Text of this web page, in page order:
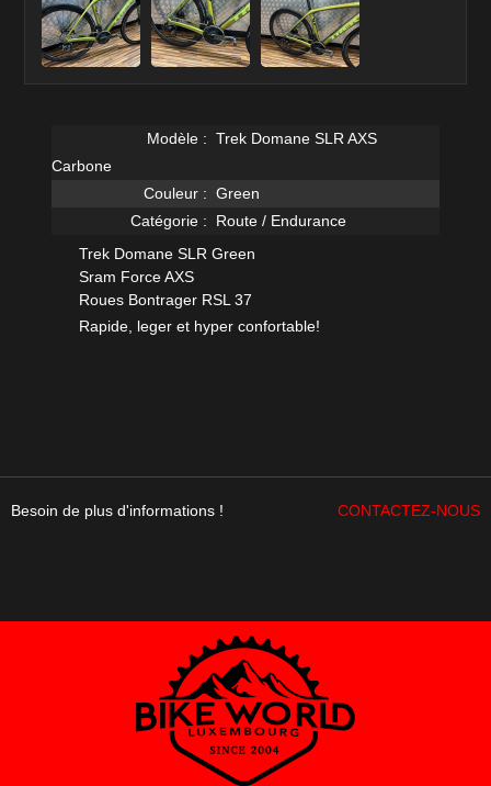
Modèle : Trek Domane SLR AXS
Carbone
Couleur : Green
Catégorie :
Route / Endurance
Trek Domane SLR Green
Sram Force AXS
Roues Bontrager RSL 37
Rapide, leger et hyper confortable!
Besoin de plus d'informations ! CONTACTEZ-NOUS